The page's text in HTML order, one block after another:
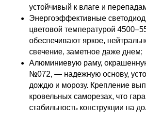
устойчивый к влаге и
Энергоэффективные
цветовой температурой
обеспечивают яркое,
свечение, заметное даже днем;
Алюминиевую раму,
№072, — надежную основу,
дождю и морозу. Крепление
кровельных саморезах, что
стабильность конструкции на